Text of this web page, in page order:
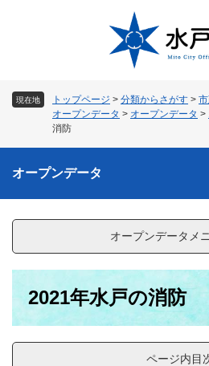
現在地 トップページ > 分類からさがす >
オープンデータ > オープンデータ >
消防
オープンデータ
オープンデータメ
2021年水戸の消防
ページ内目